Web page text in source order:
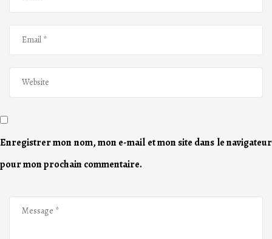
Enregistrer mon nom, mon e-mail et mon site dans le navigateur
pour mon prochain commentaire.